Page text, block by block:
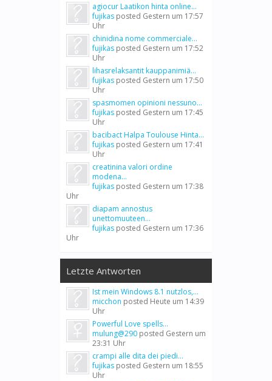
agiocur Laatikon hinta online...
fujikas posted Gestern um 17:57
Uhr
chinidina nome commerciale...
fujikas posted Gestern um 17:52
Uhr
lihasrelaksantit kauppanimiä...
fujikas posted Gestern um 17:50
Uhr
spasmomen opinioni nessuno...
fujikas posted Gestern um 17:45
Uhr
bacibact Halpa Toulouse Hinta...
fujikas posted Gestern um 17:41
Uhr
creatinina valori ordine
modena...
fujikas posted Gestern um 17:38
Uhr
diapam annostus
unettomuuteen...
fujikas posted Gestern um 17:36
Uhr
Letzte Antworten
Ist mein Windows 8.1 nutzlos,...
micchon posted Heute um 14:39
Uhr
Powerful Love spells...
mulung@290 posted Gestern um
23:31 Uhr
crampi alle dita dei piedi...
fujikas posted Gestern um 18:55
Uhr